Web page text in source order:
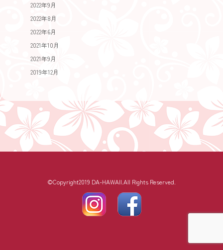
2022年9月
2022年8月
2022年6月
2021年10月
2021年9月
2019年12月
©Copyright2019 DA-HAWAII.All Rights Reserved.